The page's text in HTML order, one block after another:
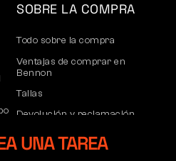
SOBRE LA COMPRA
Todo sobre la compra
Ventajas de comprar en
Bennon
Tallas
Devolución y reclamación
Transporte y pago
UNA TAREA